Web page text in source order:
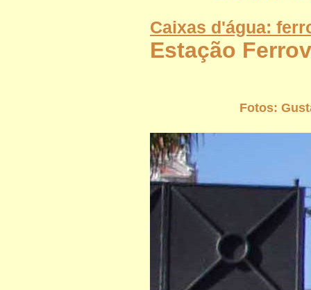
Caixas d'água:
Estação
Fotos: